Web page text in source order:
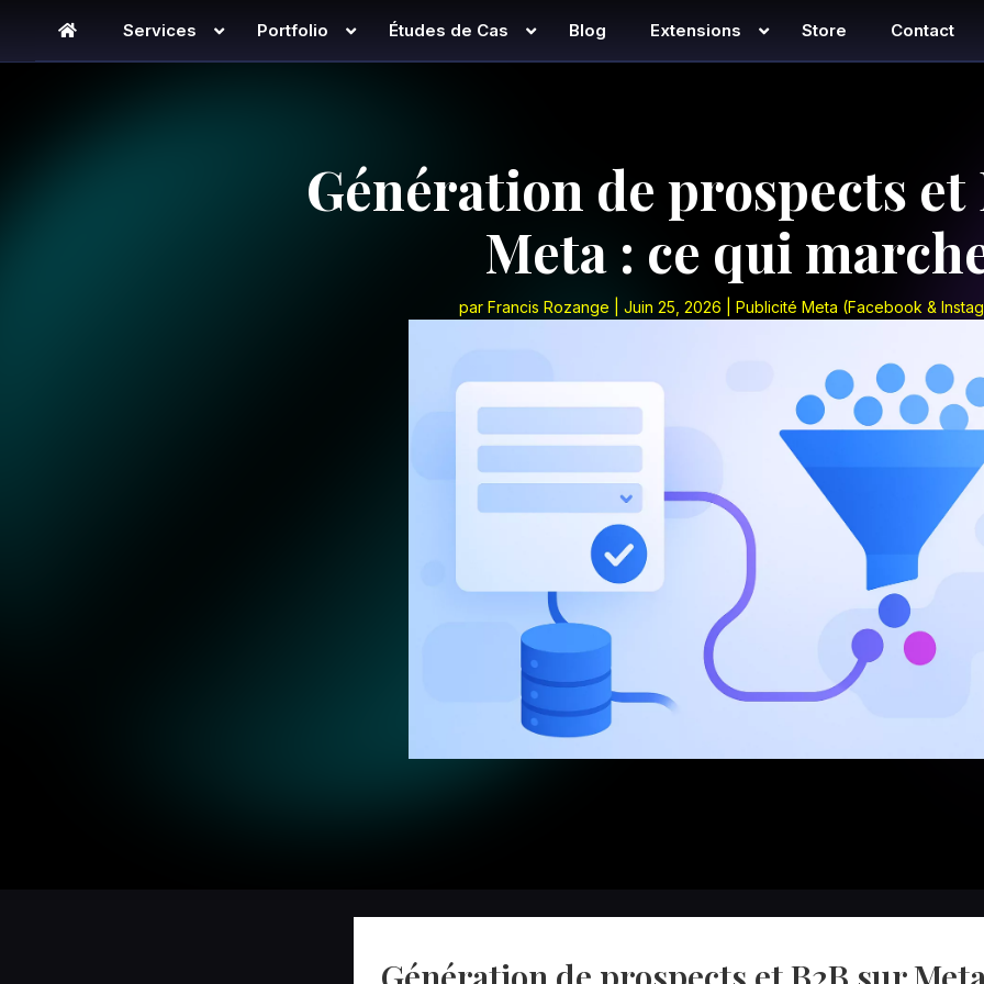
Services Portfolio Études de Cas Blog Extensions Store Contact
Génération de prospects et
Meta : ce qui
par Francis Rozange Juin 25, 2026 Publicité Meta (Facebook &